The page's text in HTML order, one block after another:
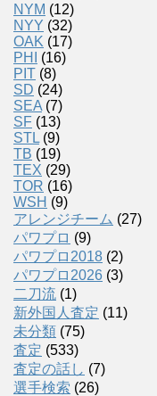
NYM (12)
NYY (32)
OAK (17)
PHI
(16)
PIT (8)
SD (24)
SEA (7)
SF (13)
STL (9)
TB (19)
TEX (29)
TOR (16)
WSH (9)
アレンジチーム (27)
パワプロ (9)
パワプロ2018 (2)
パワプロ2026 (3)
二刀流 (1)
新外国人査定 (11)
未分類 (75)
査定 (533)
査定の話し (7)
選手検索 (26)